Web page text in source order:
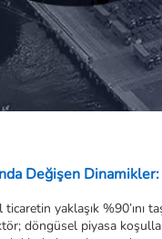
Değişen
yaklaşık
döngüsel piyasa